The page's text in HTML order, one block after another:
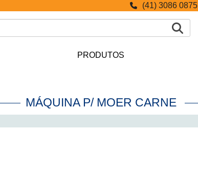
(41) 3086 0875
PRODUTOS
MÁQUINA P/ MOER CARNE